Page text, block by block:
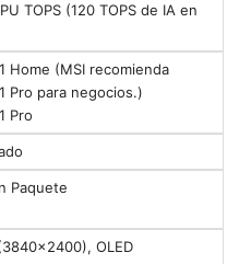
TOPS (120 TOPS de IA en
Home (MSI recomienda
Pro para negocios.)
Pro
Paquete
OLED